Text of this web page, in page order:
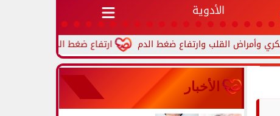
الأدوية
ارتفاع ضغط الدم أثناء النوم.. أسباب
الأخبار